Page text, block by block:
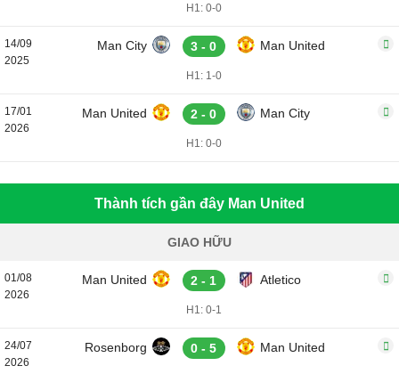
H1: 0-0
14/09
2025
Man City 3 - 0 Man United
H1: 1-0
17/01
2026
Man United 2 - 0 Man City
H1: 0-0
Thành tích gần đây Man United
GIAO HỮU
01/08
2026
Man United 2 - 1 Atletico
H1: 0-1
24/07
2026
Rosenborg 0 - 5 Man United